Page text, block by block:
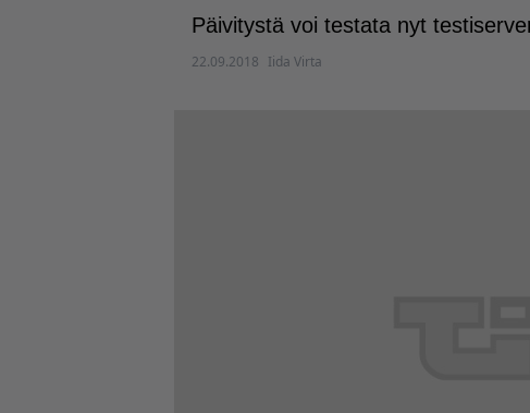
Päivitystä voi testata nyt
22.09.2018 Iida Virta